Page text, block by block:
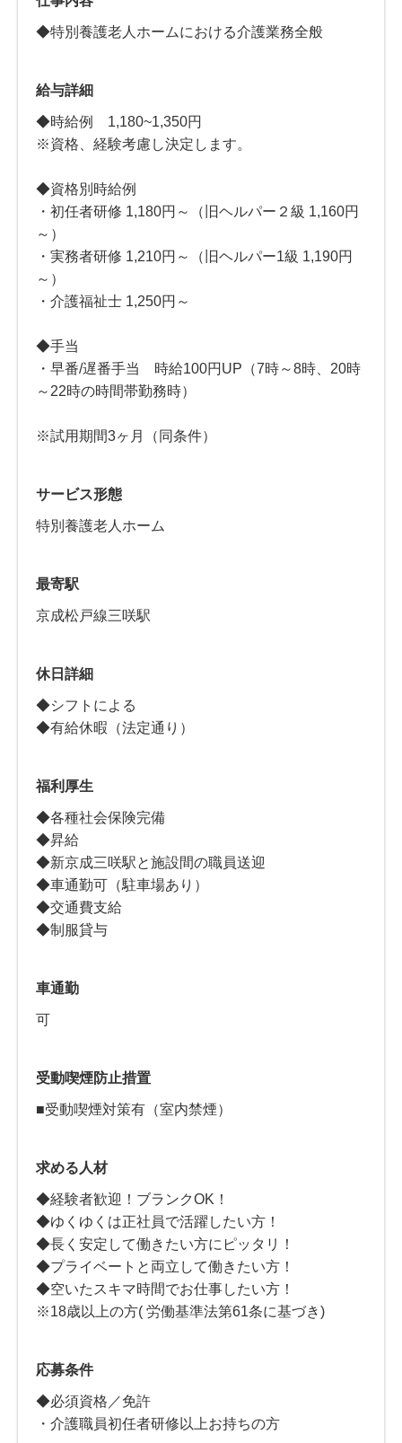
◆特別養護老人ホームにおける介護業務全般
給与詳細
◆時給例 1,180~1,350円
※資格、経験考慮し決定します。
◆資格別時給例
・初任者研修 1,180円～（旧ヘルパー２級 1,160円
～）
・実務者研修 1,210円～（旧ヘルパー1級 1,190円
～）
・介護福祉士 1,250円～
◆手当
・早番/遅番手当 時給100円UP（7時～8時、20時
～22時の時間帯勤務時）
※試用期間3ヶ月（同条件）
サービス形態
特別養護老人ホーム
最寄駅
京成松戸線三咲駅
休日詳細
◆シフトによる
◆有給休暇（法定通り）
福利厚生
◆各種社会保険完備
◆昇給
◆新京成三咲駅と施設間の職員送迎
◆車通勤可（駐車場あり）
◆交通費支給
◆制服貸与
車通勤
可
受動喫煙防止措置
■受動喫煙対策有（室内禁煙）
求める人材
◆経験者歓迎！ブランクOK！
◆ゆくゆくは正社員で活躍したい方！
◆長く安定して働きたい方にピッタリ！
◆プライベートと両立して働きたい方！
◆空いたスキマ時間でお仕事したい方！
※18歳以上の方( 労働基準法第61条に基づき)
応募条件
◆必須資格／免許
・介護職員初任者研修以上お持ちの方